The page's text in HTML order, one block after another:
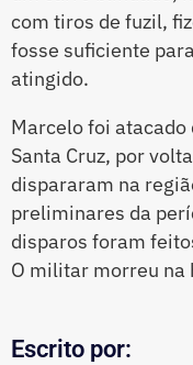
com tiros de fuzil,
fosse suficiente
atingido.
Marcelo foi atacado
Santa Cruz, por
dispararam na
preliminares da
disparos foram
O militar morreu na
Escrito por: